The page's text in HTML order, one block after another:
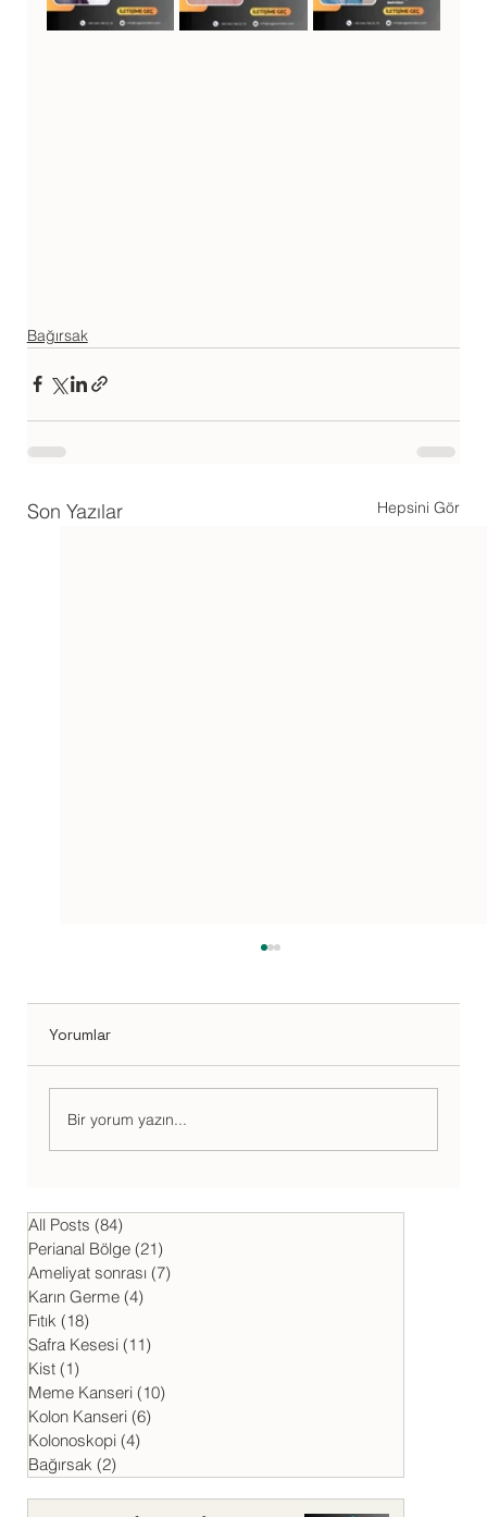
All Posts (84)84 yazı
Perianal Bölge (21)21 yazı
Ameliyat sonrası (7)7 yazı
Karın Germe (4)4 yazı
Fıtık (18)18 yazı
Safra Kesesi (11)11 yazı
Kist (1)1 yazı
Meme Kanseri (10)10 yazı
Kolon Kanseri (6)6 yazı
Kolonoskopi (4)4 yazı
Bağırsak (2)2 yazı
Bağırsak
Son Yazılar Hepsini Gör
ve Tedavi Yaklaşımları
Yorumlar
Bir yorum yazın...